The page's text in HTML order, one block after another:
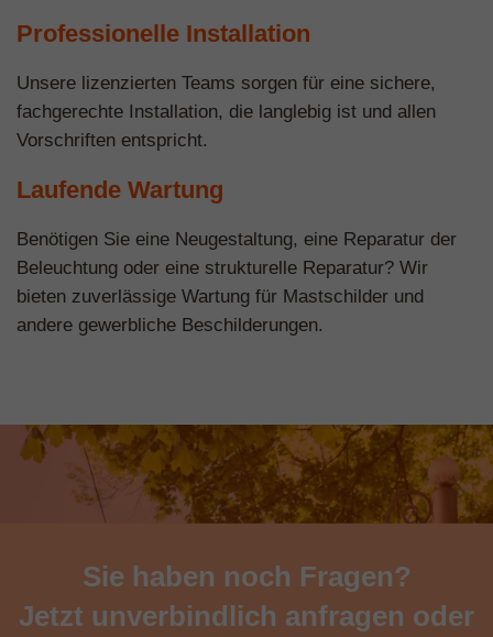
Professionelle Installation
Unsere lizenzierten Teams sorgen für eine sichere,
fachgerechte Installation, die langlebig ist und allen
Vorschriften entspricht.
Laufende Wartung
Benötigen Sie eine Neugestaltung, eine Reparatur der
Beleuchtung oder eine strukturelle Reparatur? Wir
bieten zuverlässige Wartung für Mastschilder und
andere gewerbliche Beschilderungen.
Sie haben noch Fragen?
Jetzt unverbindlich anfragen oder